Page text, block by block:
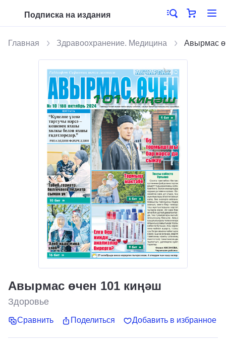
Подписка на издания
Главная Здравоохранение. Медицина Авырмас
Авырмас өчен 101 киңәш
Здоровье
Сравнить Поделиться Добавить в избранное